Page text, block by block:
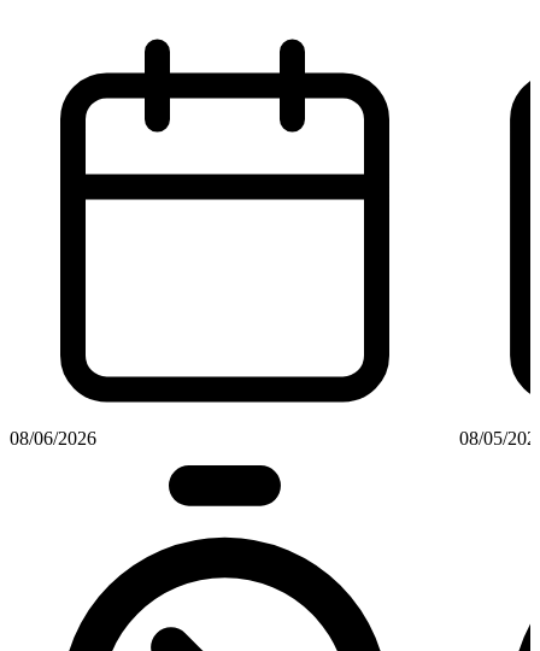
08/06/2026 08/05/